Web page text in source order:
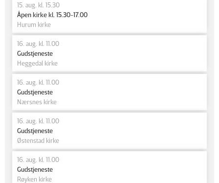
15. aug. kl. 15.30
Åpen kirke kl. 15.30-17.00
Hurum kirke
16. aug. kl. 11.00
Gudstjeneste
Heggedal kirke
16. aug. kl. 11.00
Gudstjeneste
Nærsnes kirke
16. aug. kl. 11.00
Gudstjeneste
Østenstad kirke
16. aug. kl. 11.00
Gudstjeneste
Røyken kirke